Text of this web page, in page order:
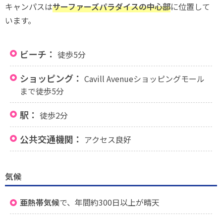
キャンパスはサーファーズパラダイスの中心部に位置して
います。
ビーチ： 徒歩5分
ショッピング： Cavill Avenueショッピングモール
まで徒歩5分
駅： 徒歩2分
公共交通機関： アクセス良好
気候
亜熱帯気候で、年間約300日以上が晴天